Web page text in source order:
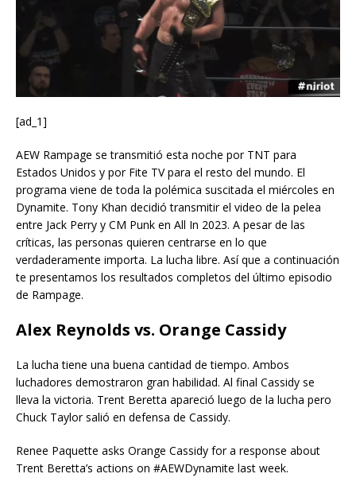
[ad_1]
AEW Rampage se transmitió esta noche por TNT para
Estados Unidos y por Fite TV para el resto del mundo. El
programa viene de toda la polémica suscitada el miércoles en
Dynamite. Tony Khan decidió transmitir el video de la pelea
entre Jack Perry y CM Punk en All In 2023. A pesar de las
críticas, las personas quieren centrarse en lo que
verdaderamente importa. La lucha libre. Así que a continuación
te presentamos los resultados completos del último episodio
de Rampage.
Alex Reynolds vs. Orange Cassidy
La lucha tiene una buena cantidad de tiempo. Ambos
luchadores demostraron gran habilidad. Al final Cassidy se
lleva la victoria. Trent Beretta apareció luego de la lucha pero
Chuck Taylor salió en defensa de Cassidy.
Renee Paquette asks Orange Cassidy for a response about
Trent Beretta’s actions on #AEWDynamite last week.